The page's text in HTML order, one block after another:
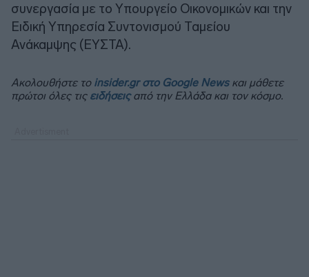
συνεργασία με το Υπουργείο Οικονομικών και την
Ειδική Υπηρεσία Συντονισμού Ταμείου
Ανάκαμψης (ΕΥΣΤΑ).
Ακολουθήστε το insider.gr στο Google Newsκαι μάθετε
πρώτοι όλες τις ειδήσειςαπό την Ελλάδα και τον κόσμο.